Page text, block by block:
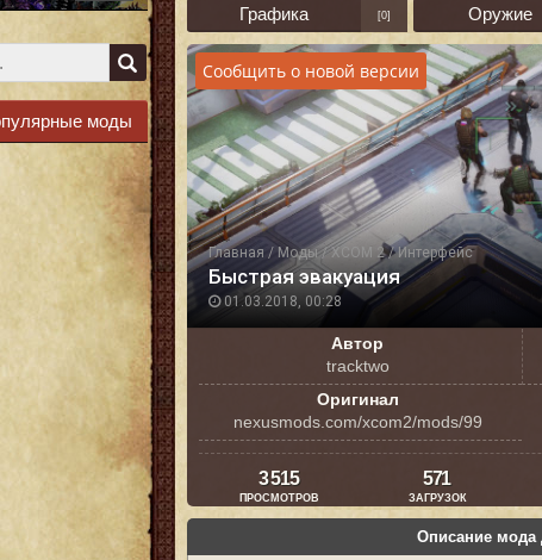
моды
Графика [0] Оружие
Главная / Моды/XCOM 2/ Интерфейс
01.03.2018, 00:28
Быстрая эвакуация
Сообщить о новой версии
Автор
tracktwo
Оригинал
nexusmods.com/xcom2/mods/99
3 515
ПРОСМОТРОВ
571
ЗАГРУЗОК
Описание мода